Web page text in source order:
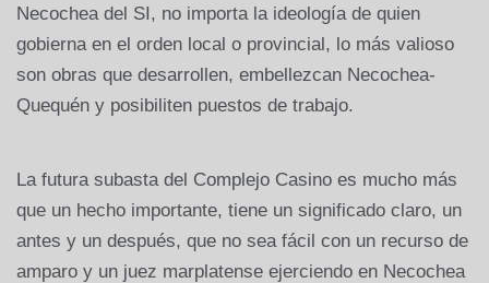
Necochea del SI, no importa la ideología de quien
gobierna en el orden local o provincial, lo más valioso
son obras que desarrollen, embellezcan Necochea-
Quequén y posibiliten puestos de trabajo.
La futura subasta del Complejo Casino es mucho más
que un hecho importante, tiene un significado claro, un
antes y un después, que no sea fácil con un recurso de
amparo y un juez marplatense ejerciendo en Necochea